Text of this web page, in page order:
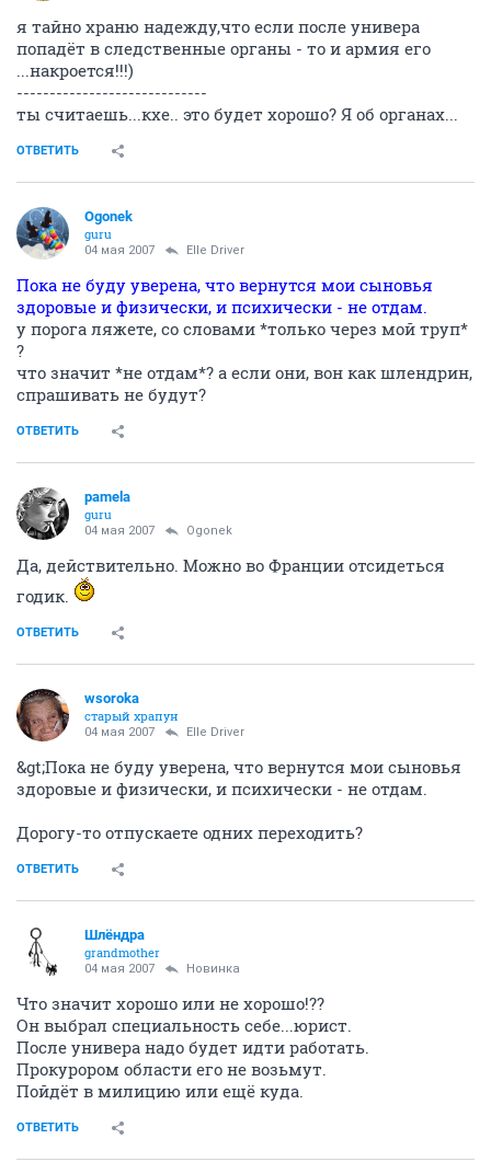
я тайно храню надежду,что если после универа
попадёт в следственные органы - то и армия его
...накроется!!!)
-----------------------------
ты считаешь...кхе.. это будет хорошо? Я об органах...
ОТВЕТИТЬ
Ogonek
guru
04 мая 2007 Elle Driver
Пока не буду уверена, что вернутся мои сыновья
здоровые и физически, и психически - не отдам.
у порога ляжете, со словами *только через мой труп*
?
что значит *не отдам*? а если они, вон как шлендрин,
спрашивать не будут?
ОТВЕТИТЬ
pamela
guru
04 мая 2007 Ogonek
Да, действительно. Можно во Франции отсидеться
годик.
ОТВЕТИТЬ
wsoroka
старый храпун
04 мая 2007 Elle Driver
&gt;Пока не буду уверена, что вернутся мои сыновья
здоровые и физически, и психически - не отдам.
Дорогу-то отпускаете одних переходить?
ОТВЕТИТЬ
Шлёндра
grandmother
04 мая 2007 Новинка
Что значит хорошо или не хорошо!??
Он выбрал специальность себе...юрист.
После универа надо будет идти работать.
Прокурором области его не возьмут.
Пойдёт в милицию или ещё куда.
ОТВЕТИТЬ